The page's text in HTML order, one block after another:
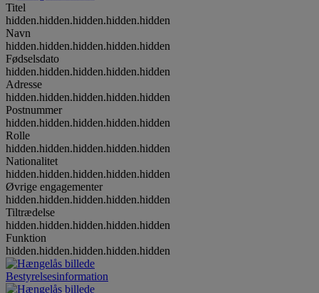
Titel
hidden.hidden.hidden.hidden.hidden
Navn
hidden.hidden.hidden.hidden.hidden
Fødselsdato
hidden.hidden.hidden.hidden.hidden
Adresse
hidden.hidden.hidden.hidden.hidden
Postnummer
hidden.hidden.hidden.hidden.hidden
Rolle
hidden.hidden.hidden.hidden.hidden
Nationalitet
hidden.hidden.hidden.hidden.hidden
Øvrige engagementer
hidden.hidden.hidden.hidden.hidden
Tiltrædelse
hidden.hidden.hidden.hidden.hidden
Funktion
hidden.hidden.hidden.hidden.hidden
Bestyrelsesinformation